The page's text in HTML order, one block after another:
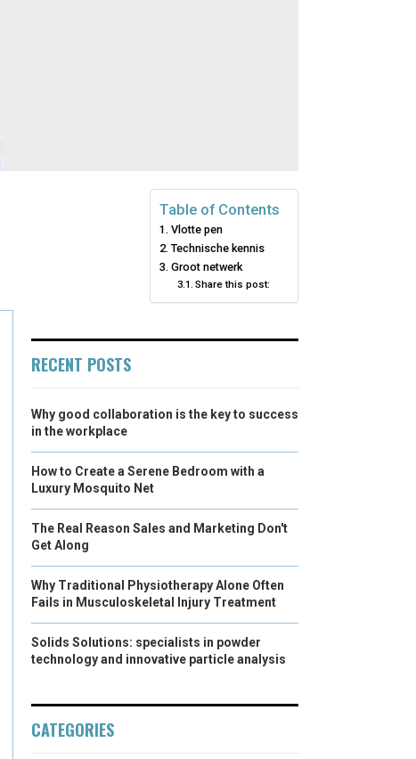
Table of Contents
Vlotte pen
Technische kennis
Groot netwerk
Share this post:
RECENT POSTS
Why good collaboration is the key to success
in the workplace
How to Create a Serene Bedroom with a
Luxury Mosquito Net
The Real Reason Sales and Marketing Don't
Get Along
Why Traditional Physiotherapy Alone Often
Fails in Musculoskeletal Injury Treatment
Solids Solutions: specialists in powder
technology and innovative particle analysis
CATEGORIES